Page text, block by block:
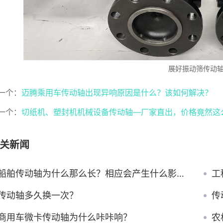
展好振动筛传动
个： 迈腾乘用车传动轴出现异响原因是什么？该如何解决？
个： 切纸机、塑封机机械设备传动轴—厂家直出，价格竟然这
新闻
舶传动轴为什么那么长？相应会产生什么影响呢？
动轴多久换一次？ 传
用车微卡传动轴为什么咔咔响？ 农